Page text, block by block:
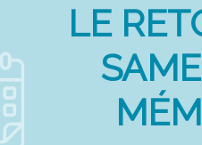
LE